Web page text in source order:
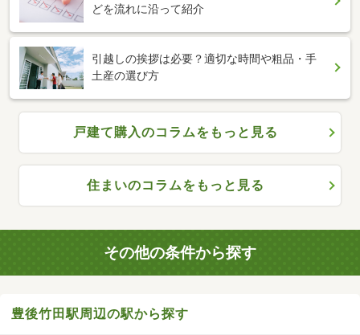
どを流れに沿って紹介
引越しの挨拶は必要？適切な時間や粗品・手
土産の選び方
戸建て購入のコラムをもっと見る
住まいのコラムをもっと見る
その他の条件から探す
豊後竹田駅周辺の駅から探す